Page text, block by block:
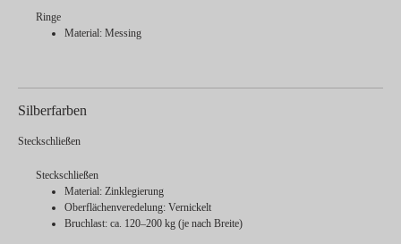
Ringe
Material: Messing
Silberfarben
Steckschließen
Steckschließen
Material: Zinklegierung
Oberflächenveredelung: Vernickelt
Bruchlast: ca. 120–200 kg (je nach Breite)